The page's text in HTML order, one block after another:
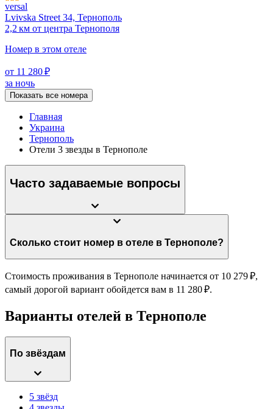
versal
Lvivska Street 34, Тернополь
2,2 км от центра Тернополя
Номер в этом отеле
от 11 280 ₽
за ночь
Показать все номера
Главная
Украина
Тернополь
Отели 3 звезды в Тернополе
Часто задаваемые вопросы
Сколько стоит номер в отеле в Тернополе?
Стоимость проживания в Тернополе начинается от 10 279 ₽,
самый дорогой вариант обойдется вам в 11 280 ₽.
Варианты отелей в Тернополе
По звёздам
5 звёзд